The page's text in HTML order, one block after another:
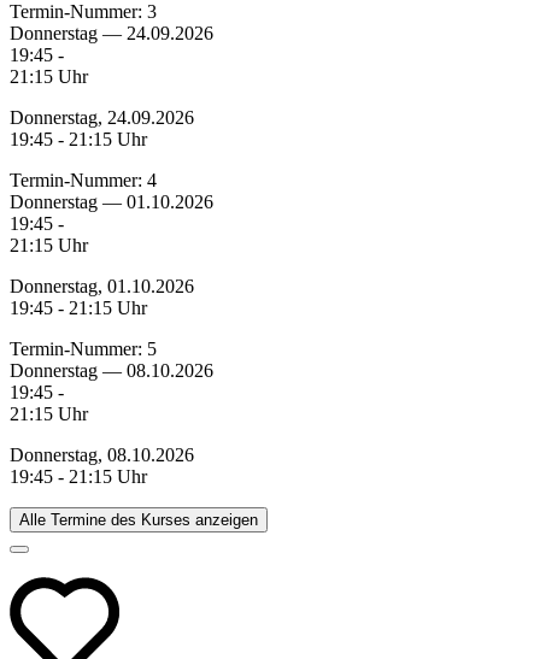
Termin-Nummer: 3
Donnerstag — 24.09.2026
19:45 -
21:15 Uhr
Donnerstag, 24.09.2026
19:45 - 21:15 Uhr
Termin-Nummer: 4
Donnerstag — 01.10.2026
19:45 -
21:15 Uhr
Donnerstag, 01.10.2026
19:45 - 21:15 Uhr
Termin-Nummer: 5
Donnerstag — 08.10.2026
19:45 -
21:15 Uhr
Donnerstag, 08.10.2026
19:45 - 21:15 Uhr
Alle Termine des Kurses anzeigen